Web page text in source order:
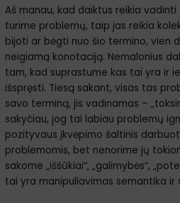
Aš manau, kad daiktus reikia
turime problemų, taip jas reikia
bijoti ar bėgti nuo šio termino, vien
neigiamą konotaciją. Nemalonius
tam, kad suprastume kas tai yra ir
išspręsti. Tiesą sakant, visas tas
savo terminą, jis vadinamas –
sakyčiau, jog tai labiau problemų
pozityvaus įkvėpimo šaltinis
problemomis, bet nenorime jų
sakome „iššūkiai“, „galimybės“,
tai yra manipuliavimas semantika ir